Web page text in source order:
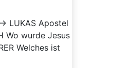
LUKAS Apostel
Wo wurde Jesus
Welches ist